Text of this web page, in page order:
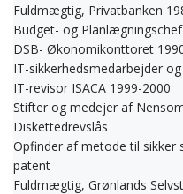
Fuldmægtig, Privatbanken
Budget- og
DSB- Økonomikonttoret
IT-sikkerhedsmedarbejder
IT-revisor ISACA 1999-2000
Stifter og medejer af
Diskettedrevslås
Opfinder af metode til sikker
patent
Fuldmægtig, Grønlands